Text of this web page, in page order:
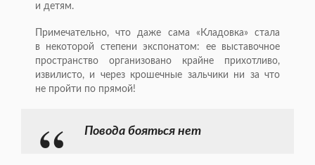
и детям.
Примечательно, что даже сама «Кладовка» стала
в некоторой степени экспонатом: ее выставочное
пространство организовано крайне прихотливо,
извилисто, и через крошечные зальчики ни за что
не пройти по прямой!
Повода бояться нет